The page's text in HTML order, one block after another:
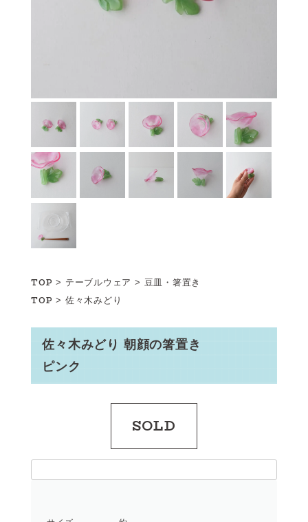
TOP > テーブルウェア > 豆皿・箸置き
TOP > 佐々木みどり
佐々木みどり 朝顔の箸置き
ピンク
SOLD